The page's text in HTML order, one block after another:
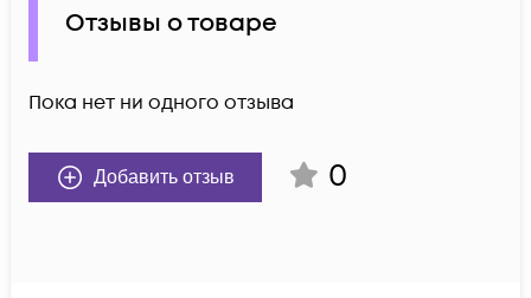
Отзывы о товаре
Пока нет ни одного отзыва
Добавить отзыв 0